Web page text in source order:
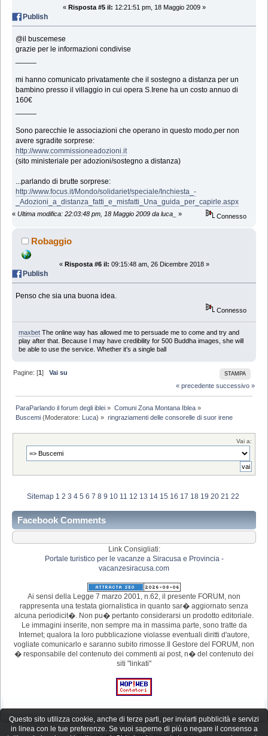
« Risposta #5 il: 12:21:51 pm, 18 Maggio 2009 »
Publish
@il buscemese
grazie per le informazioni condivise
mi hanno comunicato privatamente che il sostegno a distanza per un
bambino presso il villaggio in cui opera S.Irene ha un costo annuo di
160€
Sono parecchie le associazioni che operano in questo modo,per non
avere sgradite sorprese:
http://www.commissioneadozioni.it
(sito ministeriale per adozioni/sostegno a distanza)
...parlando di brutte sorprese:
http://www.focus.it/Mondo/solidariet/speciale/Inchiesta_-
_Adozioni_a_distanza_fatti_e_misfatti_Una_guida_per_capirle.aspx
« Ultima modifica: 22:03:48 pm, 18 Maggio 2009 da luca_ » Connesso
Robaggio
« Risposta #6 il: 09:15:48 am, 26 Dicembre 2018 »
Publish
Penso che sia una buona idea.
Connesso
maxbetThe online way has allowed me to persuade me to come and try and
play after that. Because I may have credibility for 500 Buddha images, she will
be able to use the service. Whether it's a single ball
STAMPA
Pagine: [1]Vai su
« precedente successivo »
ParaParlando il forum degli iblei » Comuni Zona Montana Iblea»
Buscemi (Moderatore: Luca) » ringraziamenti delle consorelle di suor irene
Vai a:
Sitemap 1 2 3 4 5 6 7 8 9 10 11 12 13 14 15 16 17 18 19 20 21 22
Facebook Comments
Link Consigliati:
Portale turistico per le vacanze a Siracusa e Provincia -
vacanzesiracusa.com
Ai sensi della Legge 7 marzo 2001, n.62, il presente FORUM, non
rappresenta una testata giornalistica in quanto sar� aggiornato senza
alcuna periodicit�. Non pu� pertanto considerarsi un prodotto editoriale.
Le immagini inserite, non sempre ma in massima parte, sono tratte da
Internet; qualora la loro pubblicazione violasse eventuali diritti d'autore,
vogliate comunicarlo e saranno subito rimosse.Il Gestore del FORUM, non
� responsabile del contenuto dei commenti ai post, n� del contenuto dei
siti "linkati"
Questo sito utilizza cookie, anche di terze parti, per inviarti pubblicità e servizi
in linea con le tue preferenze. Se vuoi saperne di più o negare il consenso a